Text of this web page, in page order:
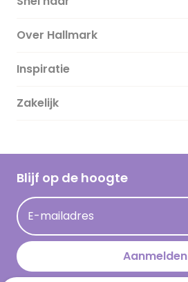
Over Hallmark
Over ons
Duurzaamheid
Hallmark Kaartclub
Acties
Persberichten
Hallmark en Kinderpostzegels
Inspiratie
Magazine
Cadeau inspiratie
Kaartinspiratie
Zakelijk
Blijf op de hoogte
E-mailadres
Aanmelden